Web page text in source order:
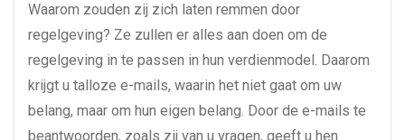
Waarom zouden zij zich laten remmen door
regelgeving? Ze zullen er alles aan doen om de
regelgeving in te passen in hun verdienmodel. Daarom
krijgt u talloze e-mails, waarin het niet gaat om uw
belang, maar om hun eigen belang. Door de e-mails te
beantwoorden, zoals zij van u vragen, geeft u hen